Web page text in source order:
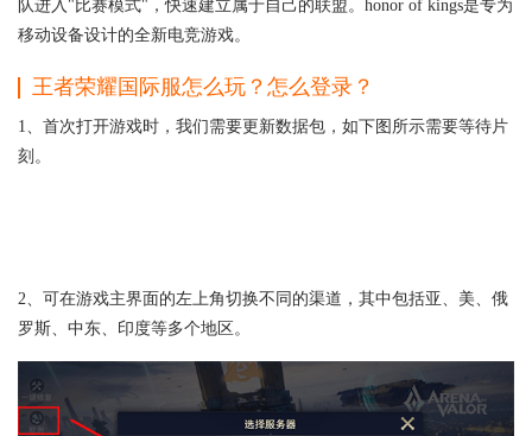
队进入"比赛模式"，快速建立属于自己的联盟。honor of kings是专为
移动设备设计的全新电竞游戏。
王者荣耀国际服怎么玩？怎么登录？
1、首次打开游戏时，我们需要更新数据包，如下图所示需要等待片
刻。
2、可在游戏主界面的左上角切换不同的渠道，其中包括亚、美、俄
罗斯、中东、印度等多个地区。